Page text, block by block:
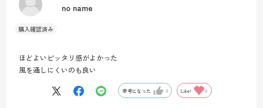
no name
ほどよいピッタリ感がよかった
風を通しにくいのも良い
参考になった 0 Like! 0